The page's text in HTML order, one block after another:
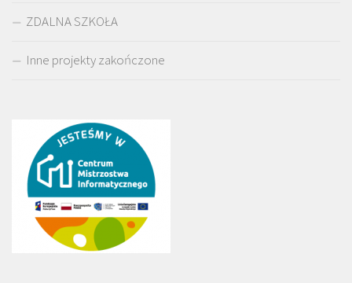
ZDALNA SZKOŁA
Inne projekty zakończone